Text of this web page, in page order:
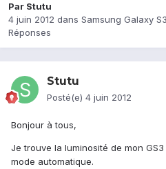
Par Stutu
4 juin 2012 dans Samsung Galaxy
Réponses
Stutu
Posté(e) 4 juin 2012
Bonjour à tous,
Je trouve la luminosité de mon
mode automatique.